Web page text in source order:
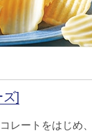
]
レートをはじめ